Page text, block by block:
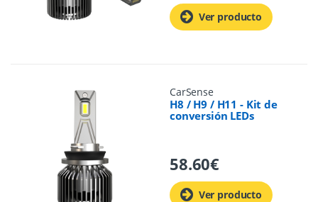
Ver producto
CarSense
H8 / H9 / H11 - Kit de
conversión LEDs
58.60€
Ver producto